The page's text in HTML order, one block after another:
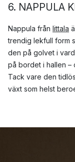
6. NAPPULA
Nappula från Iittala
trendig lekfull form
den på golvet i
på bordet i hallen –
Tack vare den
växt som helst